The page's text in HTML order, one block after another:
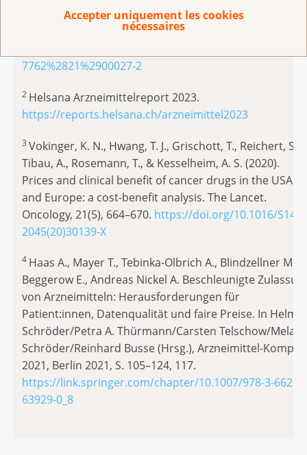
Accepter uniquement les cookies
nécessaires
implications for drug pricing in Europe, The Lancet
Regional Health Europe,
7762%2821%2900027-2
2 Helsana Arzneimittelreport 2023.
https://reports.helsana.ch/arzneimittel2023
3 Vokinger, K. N., Hwang, T. J., Grischott, T., Reichert, S.,
Tibau, A., Rosemann, T., & Kesselheim, A. S. (2020).
Prices and clinical benefit of cancer drugs in the USA
and Europe: a cost-benefit analysis. The Lancet.
Oncology, 21(5), 664–670. https://doi.org/10.1016/
2045(20)30139-X
4 Haas A., Mayer T., Tebinka-Olbrich A., Blindzellner M.,
Beggerow E., Andreas Nickel A. Beschleunigte
von Arzneimitteln: Herausforderungen für
Patient:innen, Datenqualität und faire Preise. In
Schröder/Petra A. Thürmann/Carsten Telschow/
Schröder/Reinhard Busse (Hrsg.), Arzneimittel-
2021, Berlin 2021, S. 105–124, 117.
https://link.springer.com/chapter/10.1007/978-3-662-
63929-0_8